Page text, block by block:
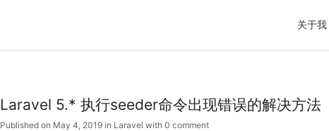
关于我
Laravel 5.* 执行seeder命令出现错误的解决方法
Published on May 4, 2019 in Laravel with 0 comment